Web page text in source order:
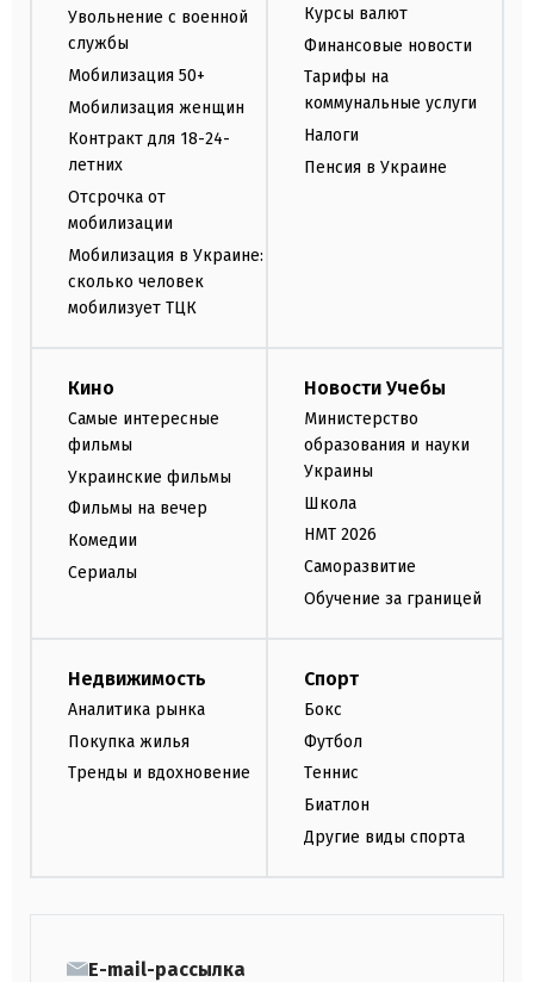
Увольнение с военной
службы
Мобилизация 50+
Мобилизация женщин
Контракт для 18-24-
летних
Отсрочка от
мобилизации
Мобилизация в Украине:
сколько человек
мобилизует ТЦК
Курсы валют
Финансовые новости
Тарифы на
коммунальные услуги
Налоги
Пенсия в Украине
Кино
Самые интересные
фильмы
Украинские фильмы
Фильмы на вечер
Комедии
Сериалы
Новости Учебы
Министерство
образования и науки
Украины
Школа
НМТ 2026
Саморазвитие
Обучение за границей
Недвижимость
Аналитика рынка
Покупка жилья
Тренды и вдохновение
Спорт
Бокс
Футбол
Теннис
Биатлон
Другие виды спорта
E-mail-рассылка